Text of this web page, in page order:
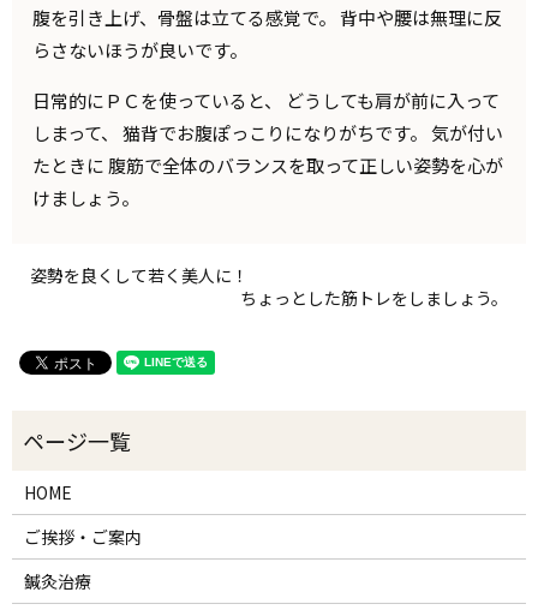
腹を引き上げ、骨盤は立てる感覚で。 背中や腰は無理に反
らさないほうが良いです。
日常的にＰＣを使っていると、 どうしても肩が前に入って
しまって、 猫背でお腹ぽっこりになりがちです。 気が付い
たときに 腹筋で全体のバランスを取って正しい姿勢を心が
けましょう。
姿勢を良くして若く美人に！
ちょっとした筋トレをしましょう。
HOME
ご挨拶・ご案内
鍼灸治療